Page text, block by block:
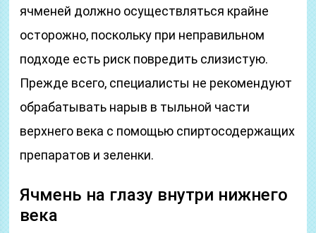
ячменей должно осуществляться крайне
осторожно, поскольку при неправильном
подходе есть риск повредить слизистую.
Прежде всего, специалисты не рекомендуют
обрабатывать нарыв в тыльной части
верхнего века с помощью спиртосодержащих
препаратов и зеленки.
Ячмень на глазу внутри нижнего
века